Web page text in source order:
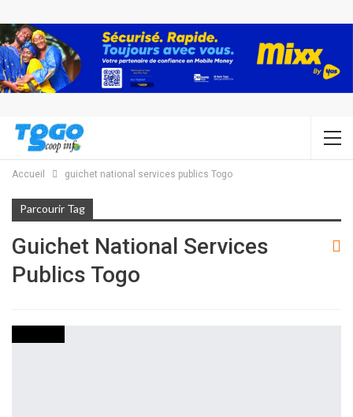
Accueil guichet national services publics Togo
Parcourir Tag
Guichet National Services
Publics Togo